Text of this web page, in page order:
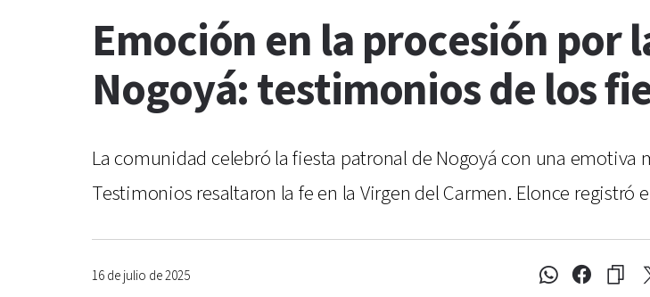
Emoción en la procesión por
Nogoyá: testimonios de los
La comunidad celebró la fiesta patronal de Nogoyá con una emotiva
Testimonios resaltaron la fe en la Virgen del Carmen. Elonce
16 de julio de 2025